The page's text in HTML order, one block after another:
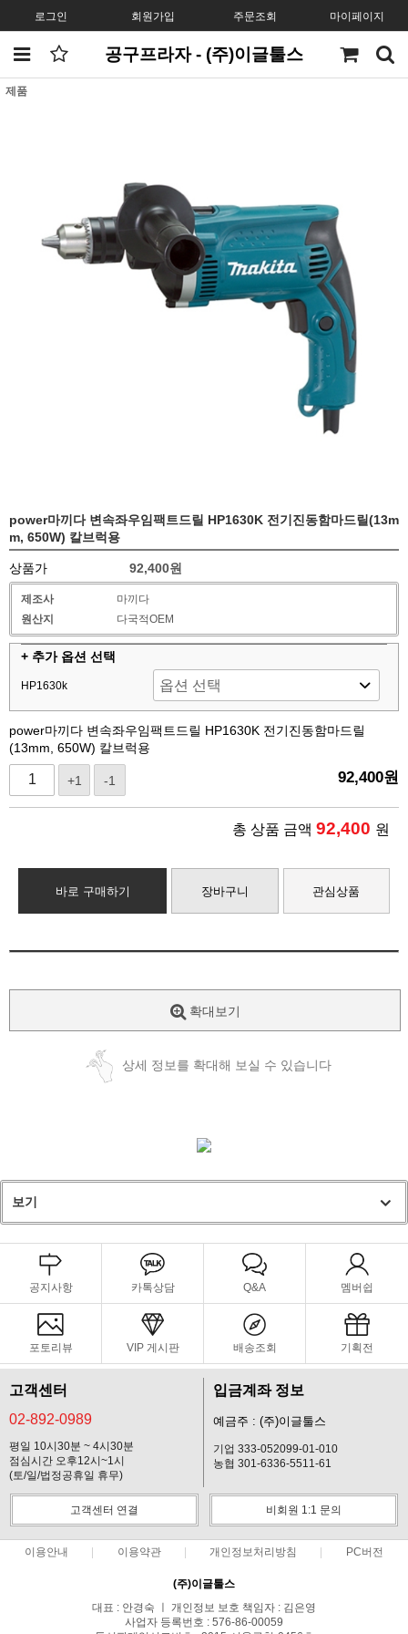
로그인 회원가입 주문조회 마이페이지
공구프라자 - (주)이글툴스
제품
power마끼다 변속좌우임팩트드릴 HP1630K 전기진동함마드릴(13m
m, 650W) 칼브럭용
상품가 92,400원
제조사
마끼다
원산지
다국적OEM
+ 추가 옵션 선택
HP1630k
power마끼다 변속좌우임팩트드릴 HP1630K 전기진동함마드릴
(13mm, 650W) 칼브럭용
+1 -1 92,400원
총 상품 금액 92,400 원
바로 구매하기 장바구니 관심상품
확대보기
상세 정보를 확대해 보실 수 있습니다
보기
공지사항 카톡상담 Q&A 멤버쉽
포토리뷰 VIP 게시판 배송조회 기획전
고객센터
02-892-0989
평일 10시30분 ~ 4시30분
점심시간 오후12시~1시
(토/일/법정공휴일 휴무)
입금계좌 정보
예금주 : (주)이글툴스
기업 333-052099-01-010
농협 301-6336-5511-61
고객센터 연결 비회원 1:1 문의
이용안내 이용약관 개인정보처리방침 PC버전
(주)이글툴스
대표 : 안경숙 ㅣ 개인정보 보호 책임자 : 김은영
사업자 등록번호 : 576-86-00059